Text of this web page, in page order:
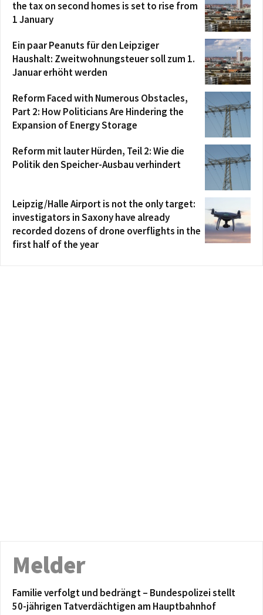
the tax on second homes is set to rise from
1 January
Ein paar Peanuts für den Leipziger
Haushalt: Zweitwohnungsteuer soll zum 1.
Januar erhöht werden
Reform Faced with Numerous Obstacles,
Part 2: How Politicians Are Hindering the
Expansion of Energy Storage
Reform mit lauter Hürden, Teil 2: Wie die
Politik den Speicher-Ausbau verhindert
Leipzig/Halle Airport is not the only target:
investigators in Saxony have already
recorded dozens of drone overflights in the
first half of the year
Melder
Familie verfolgt und bedrängt – Bundespolizei stellt
50-jährigen Tatverdächtigen am Hauptbahnhof